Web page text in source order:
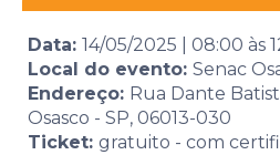
Data: 14/05/2025 08:00 às
Local do evento: Senac
Endereço: Rua Dante
Osasco - SP, 06013-030
Ticket: gratuito - com